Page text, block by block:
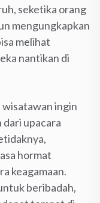
seketika orang
mengungkapkan
melihat
nantikan di
wisatawan ingin
dari upacara
hormat
keagamaan.
beribadah,